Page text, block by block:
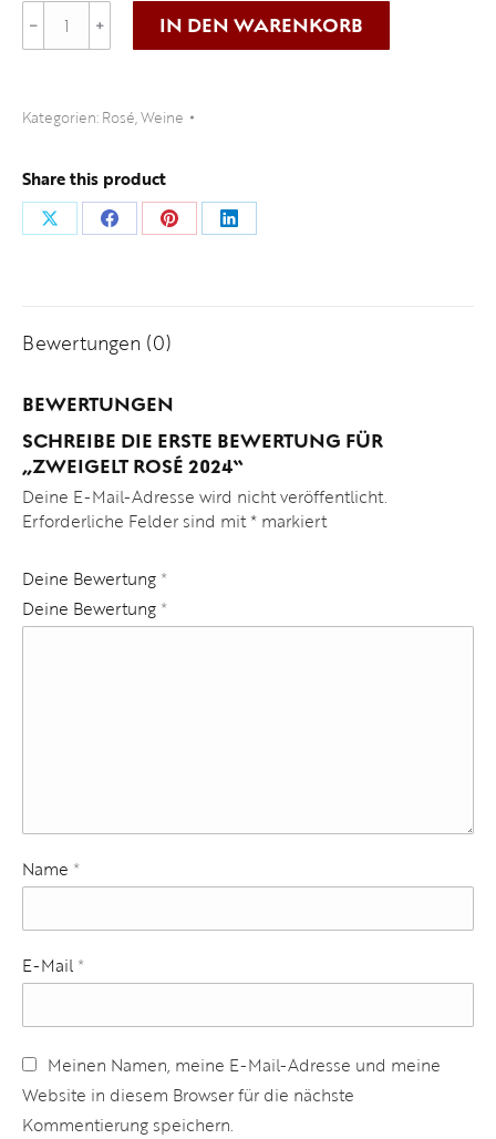
Zweigelt
Rosé
Menge
﹣ ﹢ IN DEN WARENKORB
Kategorien: Rosé,Weine
Share this product
Anteil Anteil Anteil Anteil
Bewertungen (0)
BEWERTUNGEN
SCHREIBE DIE ERSTE BEWERTUNG FÜR
„ZWEIGELT ROSÉ 2024“
Deine E-Mail-Adresse wird nicht veröffentlicht.
Erforderliche Felder sind mit* markiert
Deine Bewertung *
Deine Bewertung *
Name *
E-Mail *
Meinen Namen, meine E-Mail-Adresse und meine
Website in diesem Browser für die nächste
Kommentierung speichern.